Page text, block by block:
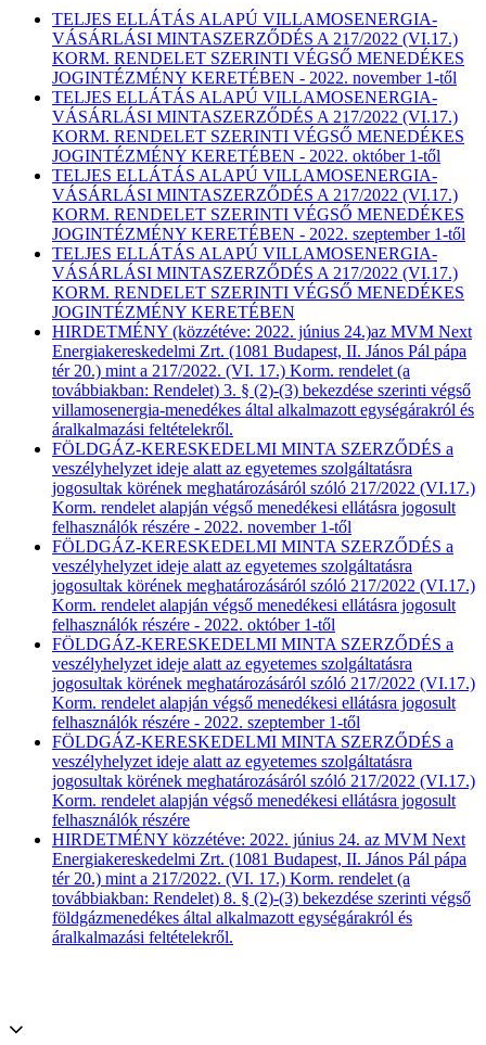
TELJES ELLÁTÁS ALAPÚ VILLAMOSENERGIA-
VÁSÁRLÁSI MINTASZERZŐDÉS A 217/2022 (VI.17.)
KORM. RENDELET SZERINTI VÉGSŐ MENEDÉKES
JOGINTÉZMÉNY KERETÉBEN - 2022. november 1-től
TELJES ELLÁTÁS ALAPÚ VILLAMOSENERGIA-
VÁSÁRLÁSI MINTASZERZŐDÉS A 217/2022 (VI.17.)
KORM. RENDELET SZERINTI VÉGSŐ MENEDÉKES
JOGINTÉZMÉNY KERETÉBEN - 2022. október 1-től
TELJES ELLÁTÁS ALAPÚ VILLAMOSENERGIA-
VÁSÁRLÁSI MINTASZERZŐDÉS A 217/2022 (VI.17.)
KORM. RENDELET SZERINTI VÉGSŐ MENEDÉKES
JOGINTÉZMÉNY KERETÉBEN - 2022. szeptember 1-től
TELJES ELLÁTÁS ALAPÚ VILLAMOSENERGIA-
VÁSÁRLÁSI MINTASZERZŐDÉS A 217/2022 (VI.17.)
KORM. RENDELET SZERINTI VÉGSŐ MENEDÉKES
JOGINTÉZMÉNY KERETÉBEN
HIRDETMÉNY (közzétéve: 2022. június 24.)az MVM Next
Energiakereskedelmi Zrt. (1081 Budapest, II. János Pál pápa
tér 20.) mint a 217/2022. (VI. 17.) Korm. rendelet (a
továbbiakban: Rendelet) 3. § (2)-(3) bekezdése szerinti végső
villamosenergia-menedékes által alkalmazott egységárakról és
áralkalmazási feltételekről.
FÖLDGÁZ-KERESKEDELMI MINTA SZERZŐDÉS a
veszélyhelyzet ideje alatt az egyetemes szolgáltatásra
jogosultak körének meghatározásáról szóló 217/2022 (VI.17.)
Korm. rendelet alapján végső menedékesi ellátásra jogosult
felhasználók részére - 2022. november 1-től
FÖLDGÁZ-KERESKEDELMI MINTA SZERZŐDÉS a
veszélyhelyzet ideje alatt az egyetemes szolgáltatásra
jogosultak körének meghatározásáról szóló 217/2022 (VI.17.)
Korm. rendelet alapján végső menedékesi ellátásra jogosult
felhasználók részére - 2022. október 1-től
FÖLDGÁZ-KERESKEDELMI MINTA SZERZŐDÉS a
veszélyhelyzet ideje alatt az egyetemes szolgáltatásra
jogosultak körének meghatározásáról szóló 217/2022 (VI.17.)
Korm. rendelet alapján végső menedékesi ellátásra jogosult
felhasználók részére - 2022. szeptember 1-től
FÖLDGÁZ-KERESKEDELMI MINTA SZERZŐDÉS a
veszélyhelyzet ideje alatt az egyetemes szolgáltatásra
jogosultak körének meghatározásáról szóló 217/2022 (VI.17.)
Korm. rendelet alapján végső menedékesi ellátásra jogosult
felhasználók részére
HIRDETMÉNY közzétéve: 2022. június 24. az MVM Next
Energiakereskedelmi Zrt. (1081 Budapest, II. János Pál pápa
tér 20.) mint a 217/2022. (VI. 17.) Korm. rendelet (a
továbbiakban: Rendelet) 8. § (2)-(3) bekezdése szerinti végső
földgázmenedékes által alkalmazott egységárakról és
áralkalmazási feltételekről.